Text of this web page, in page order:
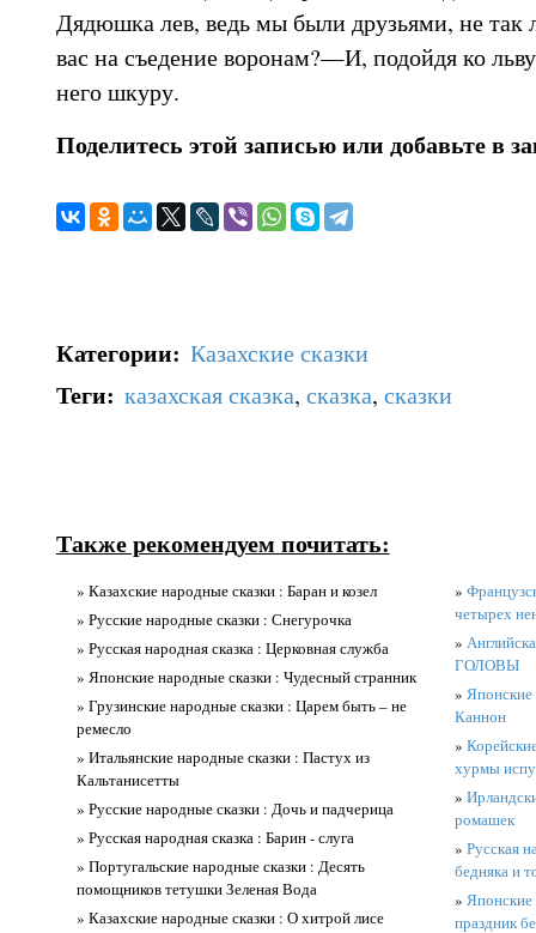
Дядюшка лев, ведь мы были друзьями, не так
вас на съедение воронам?—И, подойдя ко
него шкуру.
Поделитесь этой записью или добавьте в
Категории: Казахские сказки
Теги: казахская сказка, сказка, сказки
Также рекомендуем почитать:
» Казахские народные сказки : Баран и козел
» Русские народные сказки : Снегурочка
» Русская народная сказка : Церковная служба
» Японские народные сказки : Чудесный странник
» Грузинские народные сказки : Царем быть – не
ремесло
» Итальянские народные сказки : Пастух из
Кальтанисетты
» Русские народные сказки : Дочь и падчерица
» Русская народная сказка : Барин - слуга
» Португальские народные сказки : Десять
помощников тетушки Зеленая Вода
» Казахские народные сказки : О хитрой лисе
»
четырех
»
ГОЛОВЫ
» Японские
Каннон
»
хурмы
»
ромашек
» Русская
бедняка и
» Японские
праздник